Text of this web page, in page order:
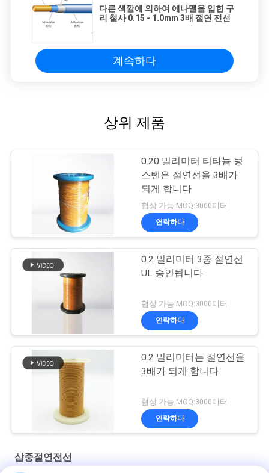
다른 색깔에 의하여 에나멜을 입힌 구
리 철사 0.15 - 1.0mm 3배 절연 전선
계속하다
상위 제품
0.20 밀리미터 티타늄 텅
스텐은 절연선을 3배가
되게 합니다
협상 가능 MOQ:3000미터
연락하다
0.2 밀리미터 3중 절연선
UL 승인됩니다
협상 가능 MOQ:3000미터
연락하다
0.2 밀리미터는 절연선을
3배가 되게 합니다
협상 가능 MOQ:3000미터
연락하다
삼중절연전선